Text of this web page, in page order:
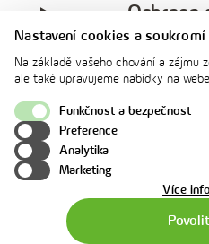
Nastavení cookies a soukromí
Na základě vašeho chování a zájmu
ale také upravujeme nabídky na
souhlasu. Svoje nastavení můžete
„Nastavení soukromí". Více
osobními údaji pracujeme, včetně
naleznete na webové stránce v sekci
Funkčnost a bezpečnost
Preference
Analytika
Marketing
Více
Ochrana
innogy
innogy